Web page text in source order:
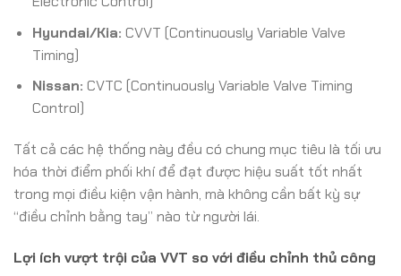
Hyundai/Kia: CVVT (Continuously Variable Valve
Timing)
Nissan: CVTC (Continuously Variable Valve Timing
Control)
Tất cả các hệ thống này đều có chung mục tiêu là tối ưu
hóa thời điểm phối khí để đạt được hiệu suất tốt nhất
trong mọi điều kiện vận hành, mà không cần bất kỳ sự
“điều chỉnh bằng tay” nào từ người lái.
Lợi ích vượt trội của VVT so với điều chỉnh thủ công